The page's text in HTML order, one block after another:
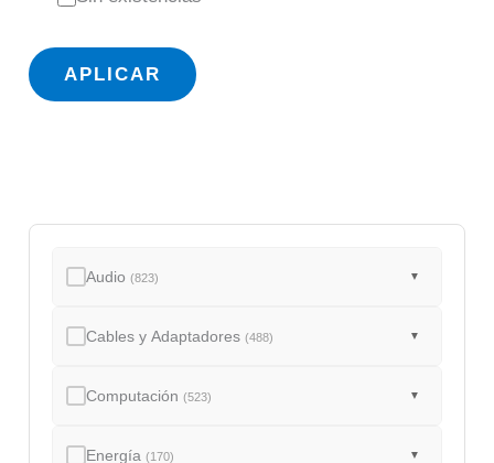
d
APLICAR
Audio(823) ▼
Cables y Adaptadores(488) ▼
Computación(523) ▼
Energía(170) ▼